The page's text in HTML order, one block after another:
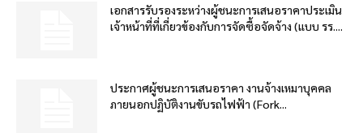
เอกสารรับรองระหว่างผู้ชนะการเสนอราคาประเมิน
เจ้าหน้าที่ที่เกี่ยวข้องกับการจัดซื้อจัดจ้าง (แบบ รร....
ประกาศผู้ชนะการเสนอราคา งานจ้างเหมาบุคคล
ภายนอกปฏิบัติงานขับรถไฟฟ้า (Fork...